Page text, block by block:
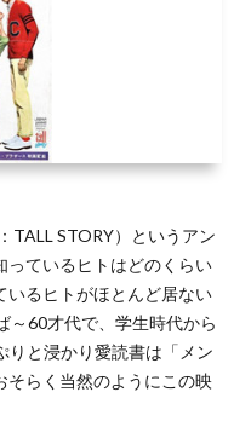
STORY）というアン
っているヒトはどのくらい
いるヒトがほとんど居ない
～60才代で、学生時代から
りと浸かり愛読書は「メン
そらく当然のようにこの映